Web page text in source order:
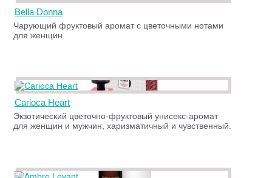
Bella Donna
Чарующий фруктовый аромат с цветочными нотами
для женщин.
Carioca Heart
Экзотический цветочно-фруктовый унисекс-аромат
для женщин и мужчин, харизматичный и чувственный.